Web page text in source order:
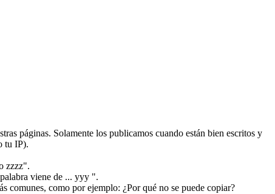
páginas. Solamente los publicamos cuando están bien escritos y
tu IP).
zzzz".
viene de ... yyy ".
comunes, como por ejemplo: ¿Por qué no se puede copiar?